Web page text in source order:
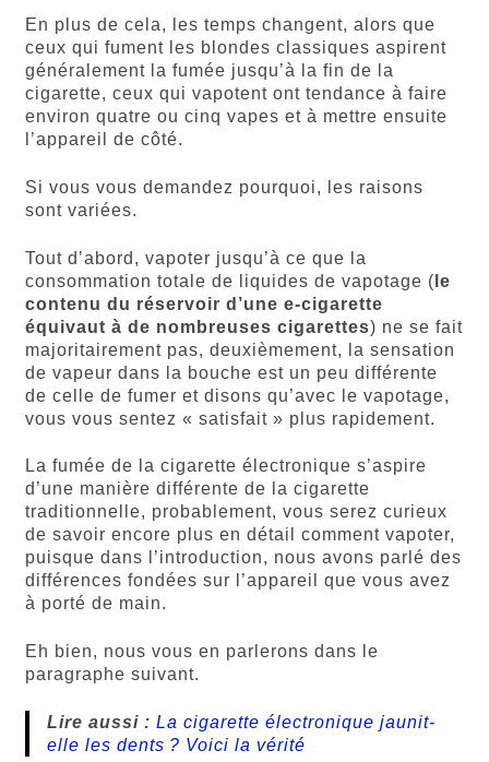
En plus de cela, les temps changent, alors que
ceux qui fument les blondes classiques aspirent
généralement la fumée jusqu’à la fin de la
cigarette, ceux qui vapotent ont tendance à faire
environ quatre ou cinq vapes et à mettre ensuite
l’appareil de côté.
Si vous vous demandez pourquoi, les raisons
sont variées.
Tout d’abord, vapoter jusqu’à ce que la
consommation totale de liquides de vapotage ( le
contenu du réservoir d’une e-cigarette
équivaut à de nombreuses cigarettes) ne se fait
majoritairement pas, deuxièmement, la sensation
de vapeur dans la bouche est un peu différente
de celle de fumer et disons qu’avec le vapotage,
vous vous sentez « satisfait » plus rapidement.
La fumée de la cigarette électronique s’aspire
d’une manière différente de la cigarette
traditionnelle, probablement, vous serez curieux
de savoir encore plus en détail comment vapoter,
puisque dans l’introduction, nous avons parlé des
différences fondées sur l’appareil que vous avez
à porté de main.
Eh bien, nous vous en parlerons dans le
paragraphe suivant.
Lire aussi : La cigarette électronique jaunit-
elle les dents ? Voici la vérité